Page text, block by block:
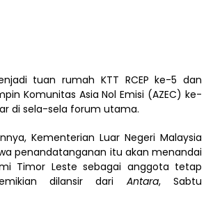
tuan rumah KTT RCEP ke-5 dan
Komunitas Asia Nol Emisi (AZEC) ke-
di sela-sela forum utama.
Kementerian Luar Negeri Malaysia
penandatanganan itu akan menandai
Timor Leste sebagai anggota tetap
dilansir dari Antara, Sabtu